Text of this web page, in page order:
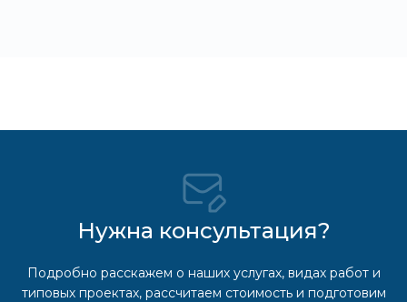
Нужна консультация?
Подробно расскажем о наших услугах, видах работ и
типовых проектах, рассчитаем стоимость и подготовим